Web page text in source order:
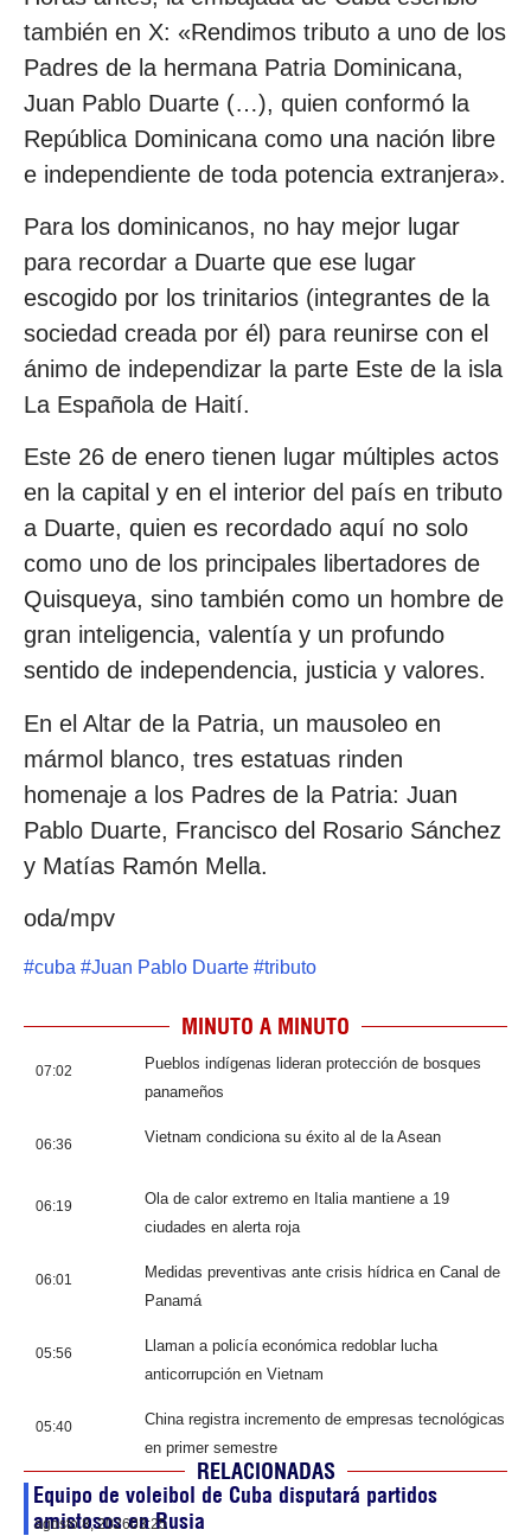
también en X: «Rendimos tributo a uno de los
Padres de la hermana Patria Dominicana,
Juan Pablo Duarte (…), quien conformó la
República Dominicana como una nación libre
e independiente de toda potencia extranjera».
Para los dominicanos, no hay mejor lugar
para recordar a Duarte que ese lugar
escogido por los trinitarios (integrantes de la
sociedad creada por él) para reunirse con el
ánimo de independizar la parte Este de la isla
La Española de Haití.
Este 26 de enero tienen lugar múltiples actos
en la capital y en el interior del país en tributo
a Duarte, quien es recordado aquí no solo
como uno de los principales libertadores de
Quisqueya, sino también como un hombre de
gran inteligencia, valentía y un profundo
sentido de independencia, justicia y valores.
En el Altar de la Patria, un mausoleo en
mármol blanco, tres estatuas rinden
homenaje a los Padres de la Patria: Juan
Pablo Duarte, Francisco del Rosario Sánchez
y Matías Ramón Mella.
oda/mpv
#cuba #Juan Pablo Duarte #tributo
MINUTO A MINUTO
07:02
Pueblos indígenas lideran protección de bosques
panameños
06:36 Vietnam condiciona su éxito al de la Asean
06:19
Ola de calor extremo en Italia mantiene a 19
ciudades en alerta roja
06:01
Medidas preventivas ante crisis hídrica en Canal de
Panamá
05:56
Llaman a policía económica redoblar lucha
anticorrupción en Vietnam
05:40
China registra incremento de empresas tecnológicas
en primer semestre
RELACIONADAS
Equipo de voleibol de Cuba disputará partidos
amistosos en Rusia
agosto 8, 202603:25